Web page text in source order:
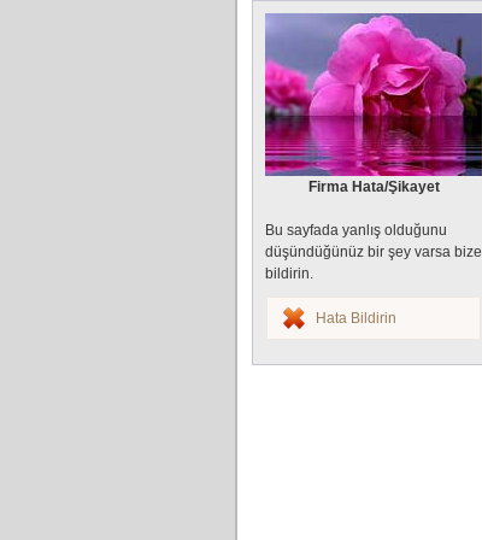
Firma Hata/Şikayet
Bu sayfada yanlış olduğunu
düşündüğünüz bir şey varsa bize
bildirin.
Hata Bildirin